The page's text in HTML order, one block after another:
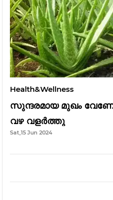
Health&Wellness
സുന്ദരമായ മുഖം വേണോ
വഴ വളർത്തു
Sat,15 Jun 2024